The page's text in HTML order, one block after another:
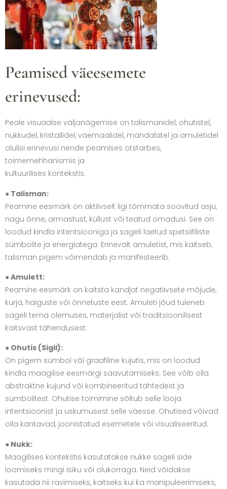
Peamised väeesemete
erinevused:
Peale visuaalse väljanägemise on talismanidel, ohutistel,
nukkudel, kristallidel, väemaalidel, mandalatel ja amuletidel
olulisi erinevusi nende peamises otstarbes,
toimemehhanismis ja
kultuurilises kontekstis.
● Talisman:
Peamine eesmärk on aktiivselt ligi tõmmata soovitud asju,
nagu õnne, armastust, küllust või teatud omadusi. See on
loodud kindla intentsiooniga ja sageli laetud spetsiifiliste
sümbolite ja energiatega. Erinevalt amuletist, mis kaitseb,
talisman pigem võimendab ja manifesteerib.
● Amulett:
Peamine eesmärk on kaitsta kandjat negatiivsete mõjude,
kurja, haiguste või õnnetuste eest. Amuleti jõud tuleneb
sageli tema olemuses, materjalist või traditsioonilisest
kaitsvast tähendusest.
● Ohutis (Sigil):
On pigem sümbol või graafiline kujutis, mis on loodud
kindla maagilise eesmärgi saavutamiseks. See võib olla
abstraktne kujund või kombineeritud tähtedest ja
sümbolitest. Ohutise toimimine sõltub selle looja
intentsioonist ja uskumusest selle väesse. Ohutised võivad
olla kantavad, joonistatud esemetele või visualiseeritud.
● Nukk:
Maagilises kontekstis kasutatakse nukke sageli side
loomiseks mingi isiku või olukorraga. Neid võidakse
kasutada nii ravimiseks, kaitseks kui ka manipuleerimiseks,